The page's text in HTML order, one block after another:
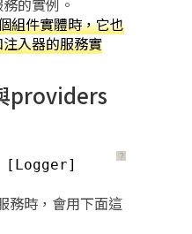
組件實體時，它也
入器的服務實
providers
？
務時，會用下面這